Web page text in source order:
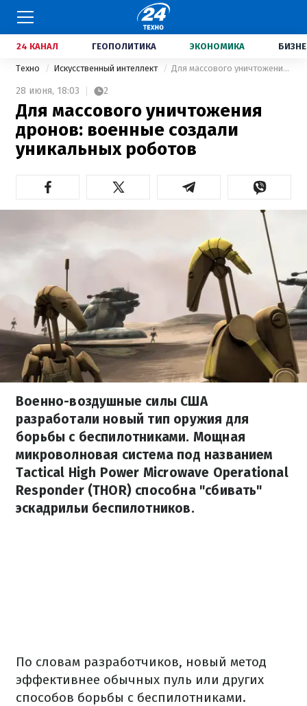
24 КАНАЛ ГЕОПОЛИТИКА ЭКОНОМИКА
Техно Искусственный интеллект Для массового уничтожения дронов: военные создали уникальных роботов
28 июня, 18:03 2
Для массового уничтожения
дронов: военные создали
уникальных роботов
Военно-воздушные силы США
разработали новый тип оружия для
борьбы с беспилотниками. Мощная
микроволновая система под названием
Tactical High Power Microwave Operational
Responder (THOR) способна "сбивать"
эскадрильи беспилотников.
По словам разработчиков, новый метод
эффективнее обычных пуль или других
способов борьбы с беспилотниками.